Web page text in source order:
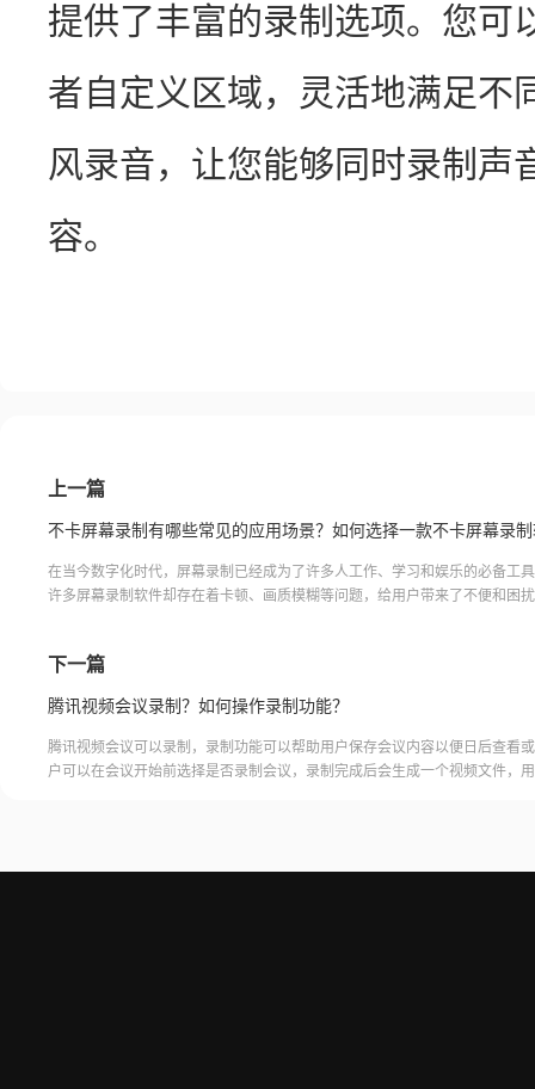
提供了丰富的录制选项。您可
者自定义区域，灵活地满足不
风录音，让您能够同时录制声
容。
上一篇
不卡屏幕录制有哪些常见的应用场景？如何选择一款不卡屏幕录
在当今数字化时代，屏幕录制已经成为了许多人工作、学习和娱乐的必备工
许多屏幕录制软件却存在着卡顿、画质模糊等问题，给用户带来了不便和困
下一篇
腾讯视频会议录制？如何操作录制功能？
腾讯视频会议可以录制，录制功能可以帮助用户保存会议内容以便日后查看
户可以在会议开始前选择是否录制会议，录制完成后会生成一个视频文件，